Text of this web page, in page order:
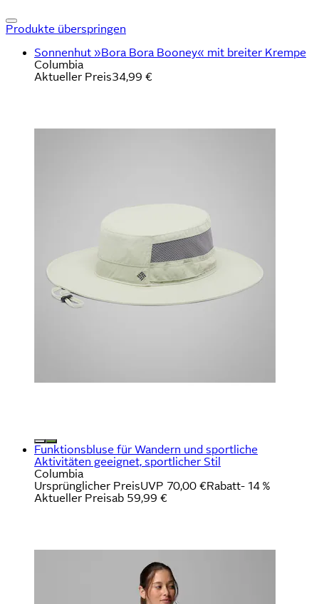
Produkte überspringen
Sonnenhut »Bora Bora Booney« mit breiter Krempe
Columbia
Aktueller Preis34,99 €
Funktionsbluse für Wandern und sportliche
Aktivitäten geeignet, sportlicher Stil
Columbia
Ursprünglicher PreisUVP 70,00 €Rabatt- 14 %
Aktueller Preisab 59,99 €